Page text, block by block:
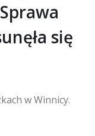
się
w Winnicy.